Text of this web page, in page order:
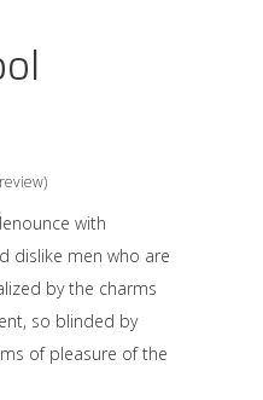
with
dislike men who are
by the charms
so blinded by
of pleasure of the